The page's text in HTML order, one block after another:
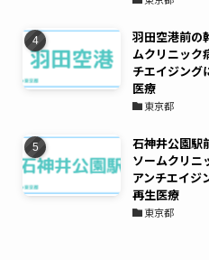
羽田空港前の
ムクリニック
チエイジング
医療
東京都
石神井公園駅
ソームクリニ
アンチエイジ
再生医療
東京都